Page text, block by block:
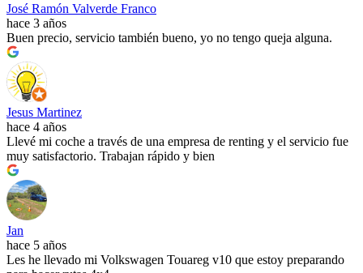
José Ramón Valverde Franco
hace 3 años
Buen precio, servicio también bueno, yo no tengo queja alguna.
Jesus Martinez
hace 4 años
Llevé mi coche a través de una empresa de renting y el servicio fue
muy satisfactorio. Trabajan rápido y bien
Jan
hace 5 años
Les he llevado mi Volkswagen Touareg v10 que estoy preparando